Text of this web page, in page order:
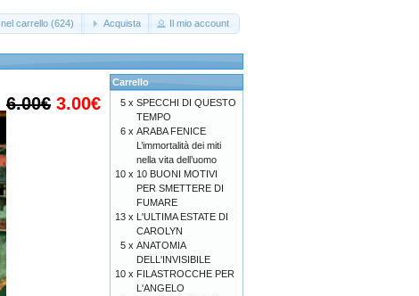
carrello (624) Acquista Il mio account
6.00€ 3.00€
Carrello
5 x SPECCHI DI QUESTO
TEMPO
6 x ARABA FENICE
L’immortalità dei miti
nella vita dell’uomo
10 x 10 BUONI MOTIVI
PER SMETTERE DI
FUMARE
13 x L'ULTIMA ESTATE DI
CAROLYN
5 x ANATOMIA
DELL'INVISIBILE
10 x FILASTROCCHE PER
L'ANGELO